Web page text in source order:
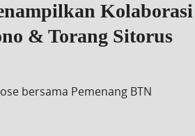
Kolaborasi
& Torang Sitorus
bersama Pemenang BTN